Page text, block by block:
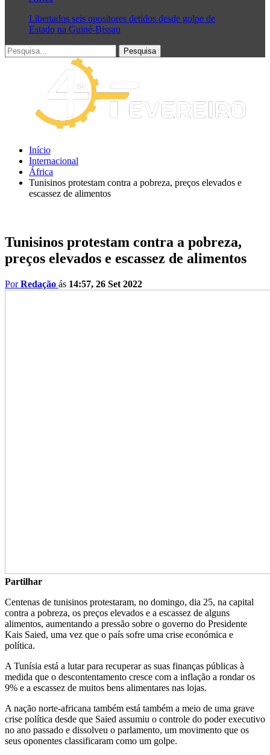
Libertados seis opositores detidos desde golpe de
Estado na Guiné-Bissau
Início
Internacional
África
Tunisinos protestam contra a pobreza, preços elevados e
escassez de alimentos
Tunisinos protestam contra a pobreza,
preços elevados e escassez de alimentos
PorRedação ás 14:57, 26 Set 2022
Partilhar
Centenas de tunisinos protestaram, no domingo, dia 25, na capital
contra a pobreza, os preços elevados e a escassez de alguns
alimentos, aumentando a pressão sobre o governo do Presidente
Kais Saied, uma vez que o país sofre uma crise económica e
política.
A Tunísia está a lutar para recuperar as suas finanças públicas à
medida que o descontentamento cresce com a inflação a rondar os
9% e a escassez de muitos bens alimentares nas lojas.
A nação norte-africana também está também a meio de uma grave
crise política desde que Saied assumiu o controle do poder executivo
no ano passado e dissolveu o parlamento, um movimento que os
seus oponentes classificaram como um golpe.